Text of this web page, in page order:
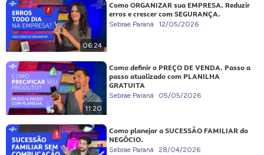
06:24
Como ORGANIZAR sua EMPRESA. Reduzir
erros e crescer com SEGURANÇA.
Sebrae Paraná 12/05/2026
11:20
Como definir o PREÇO DE VENDA. Passo a
passo atualizado com PLANILHA
GRATUITA
Sebrae Paraná 05/05/2026
Como planejar a SUCESSÃO FAMILIAR do
NEGÓCIO.
Sebrae Paraná 28/04/2026